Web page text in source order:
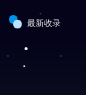
最新收录